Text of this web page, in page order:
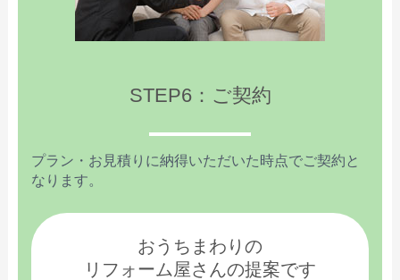
STEP6：ご契約
プラン・お見積りに納得いただいた時点でご契約と
なります。
おうちまわりの
リフォーム屋さんの提案です